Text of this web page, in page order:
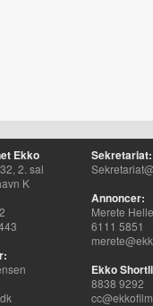
Ekko
2. sal
K
Sekretariat:
Annoncer:
Merete
6111 5851
Ekko
8838 9292